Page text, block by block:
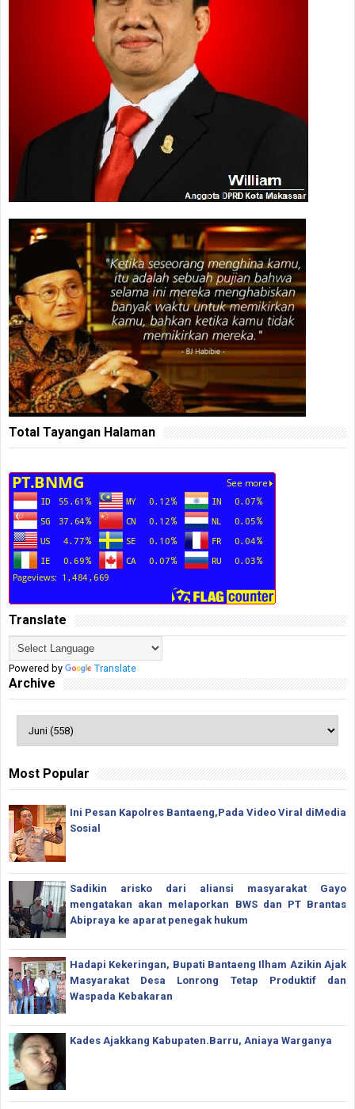
Total Tayangan Halaman
Translate
Powered by Translate
Archive
Most Popular
Ini Pesan Kapolres Bantaeng,Pada Video Viral diMedia
Sosial
Sadikin arisko dari aliansi masyarakat Gayo
mengatakan akan melaporkan BWS dan PT Brantas
Abipraya ke aparat penegak hukum
Hadapi Kekeringan, Bupati Bantaeng Ilham Azikin Ajak
Masyarakat Desa Lonrong Tetap Produktif dan
Waspada Kebakaran
Kades Ajakkang Kabupaten.Barru, Aniaya Warganya